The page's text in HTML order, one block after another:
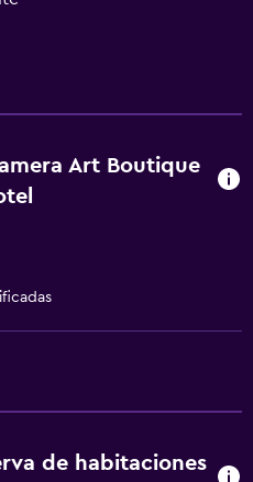
Art Boutique
de habitaciones